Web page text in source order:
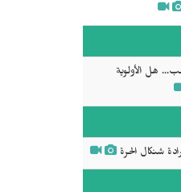
هل الأولوية
شنكال الحرة